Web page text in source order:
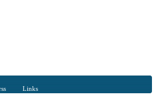
Links